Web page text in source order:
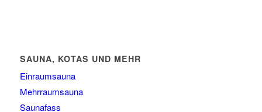
SAUNA, KOTAS UND MEHR
Einraumsauna
Mehrraumsauna
Saunafass